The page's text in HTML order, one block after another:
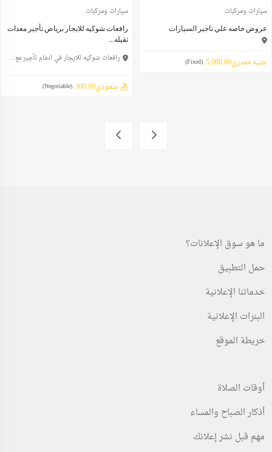
سيارات ومركبات
عروض خاصه علي تاجير السيارات
جنيه مصري5,000.00 (Fixed)
سيارات ومركبات
رافعات شوكيه للايجار برياض تأجير معدات
ثقيله...
رافعات شوكيه للايجار في ادمام تأجير مع...
ريال سعودي300.00 (Negotiable)
ما هو سوق الإعلانات؟
حمل التطبيق
خدماتنا الإعلانية
البنرات الإعلانية
خريطة الموقع
أوقات الصلاة
أذكار الصباح والمساء
مهم قبل نشر إعلانك